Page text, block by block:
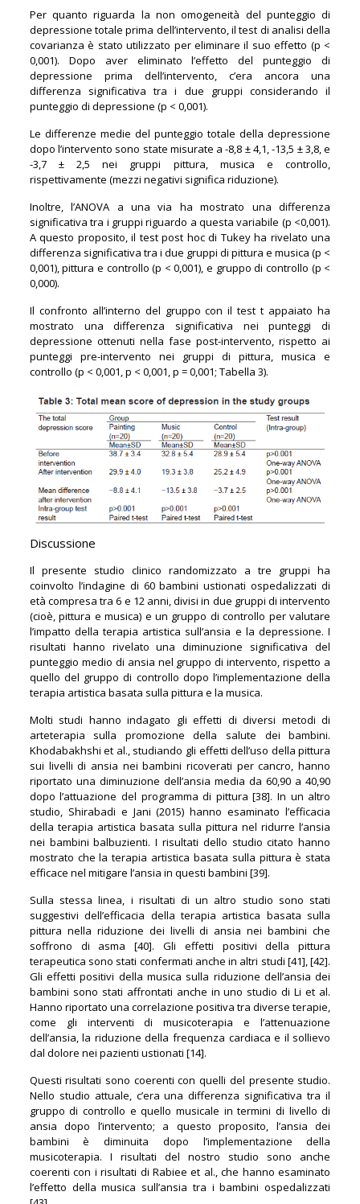
Per quanto riguarda la non omogeneità del punteggio di
depressione totale prima dell’intervento, il test di analisi della
covarianza è stato utilizzato per eliminare il suo effetto (p <
0,001). Dopo aver eliminato l’effetto del punteggio di
depressione prima dell’intervento, c’era ancora una
differenza significativa tra i due gruppi considerando il
punteggio di depressione (p < 0,001).
Le differenze medie del punteggio totale della depressione
dopo l’intervento sono state misurate a -8,8 ± 4,1, -13,5 ± 3,8, e
-3,7 ± 2,5 nei gruppi pittura, musica e controllo,
rispettivamente (mezzi negativi significa riduzione).
Inoltre, l’ANOVA a una via ha mostrato una differenza
significativa tra i gruppi riguardo a questa variabile (p <0,001).
A questo proposito, il test post hoc di Tukey ha rivelato una
differenza significativa tra i due gruppi di pittura e musica (p <
0,001), pittura e controllo (p < 0,001), e gruppo di controllo (p <
0,000).
Il confronto all’interno del gruppo con il test t appaiato ha
mostrato una differenza significativa nei punteggi di
depressione ottenuti nella fase post-intervento, rispetto ai
punteggi pre-intervento nei gruppi di pittura, musica e
controllo (p < 0,001, p < 0,001, p = 0,001; Tabella 3).
Discussione
Il presente studio clinico randomizzato a tre gruppi ha
coinvolto l’indagine di 60 bambini ustionati ospedalizzati di
età compresa tra 6 e 12 anni, divisi in due gruppi di intervento
(cioè, pittura e musica) e un gruppo di controllo per valutare
l’impatto della terapia artistica sull’ansia e la depressione. I
risultati hanno rivelato una diminuzione significativa del
punteggio medio di ansia nel gruppo di intervento, rispetto a
quello del gruppo di controllo dopo l’implementazione della
terapia artistica basata sulla pittura e la musica.
Molti studi hanno indagato gli effetti di diversi metodi di
arteterapia sulla promozione della salute dei bambini.
Khodabakhshi et al., studiando gli effetti dell’uso della pittura
sui livelli di ansia nei bambini ricoverati per cancro, hanno
riportato una diminuzione dell’ansia media da 60,90 a 40,90
dopo l’attuazione del programma di pittura [38]. In un altro
studio, Shirabadi e Jani (2015) hanno esaminato l’efficacia
della terapia artistica basata sulla pittura nel ridurre l’ansia
nei bambini balbuzienti. I risultati dello studio citato hanno
mostrato che la terapia artistica basata sulla pittura è stata
efficace nel mitigare l’ansia in questi bambini [39].
Sulla stessa linea, i risultati di un altro studio sono stati
suggestivi dell’efficacia della terapia artistica basata sulla
pittura nella riduzione dei livelli di ansia nei bambini che
soffrono di asma [40]. Gli effetti positivi della pittura
terapeutica sono stati confermati anche in altri studi [41], [42].
Gli effetti positivi della musica sulla riduzione dell’ansia dei
bambini sono stati affrontati anche in uno studio di Li et al.
Hanno riportato una correlazione positiva tra diverse terapie,
come gli interventi di musicoterapia e l’attenuazione
dell’ansia, la riduzione della frequenza cardiaca e il sollievo
dal dolore nei pazienti ustionati [14].
Questi risultati sono coerenti con quelli del presente studio.
Nello studio attuale, c’era una differenza significativa tra il
gruppo di controllo e quello musicale in termini di livello di
ansia dopo l’intervento; a questo proposito, l’ansia dei
bambini è diminuita dopo l’implementazione della
musicoterapia. I risultati del nostro studio sono anche
coerenti con i risultati di Rabiee et al., che hanno esaminato
l’effetto della musica sull’ansia tra i bambini ospedalizzati